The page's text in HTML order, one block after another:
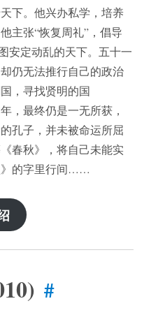
下。他兴办私学，培养
主张“恢复周礼”，倡导
安定动乱的天下。五十一
仍无法推行自己的政治
，寻找贤明的国
，最终仍是一无所获，
孔子，并未被命运所屈
春秋》，将自己未能实
》的字里行间……
#